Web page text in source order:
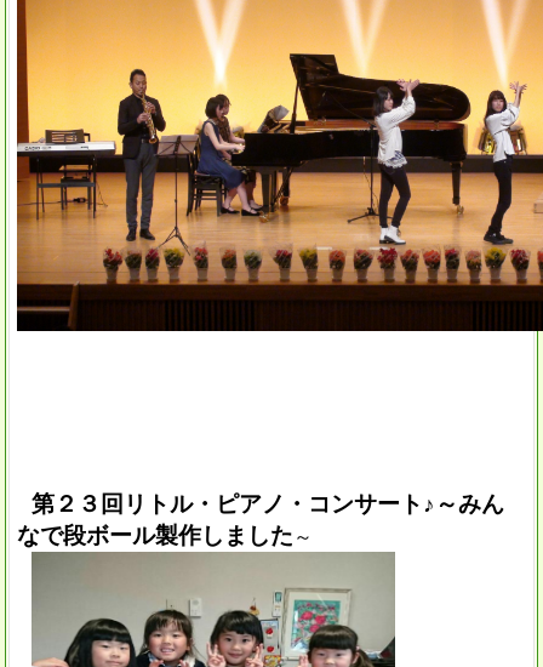
第２３回リトル・ピアノ・コンサート♪～みん
なで段ボール製作しました ～